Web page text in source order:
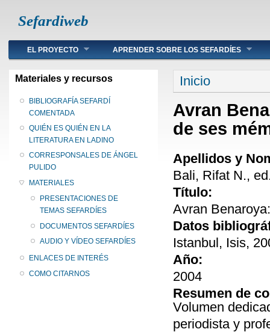
Sefardiweb
Main menu
EL PROYECTO APRENDER SOBRE LOS SEFARDÍES
Materiales y recursos
BIBLIOGRAFÍA SEFARDÍ
COMENTADA
QUIÉN ES QUIÉN EN LA
LITERATURA EN LADINO
CORRESPONSALES DE ÁNGEL
PULIDO
MATERIALES
PRESENTACIONES DE
TEMAS SEFARDÍES
DOCUMENTOS SEFARDÍES
AUDIO Y VÍDEO SEFARDÍES
ENLACES DE INTERÉS
COMO CITARNOS
Se encuentra
Inicio
Avran
de ses
Apellidos y
Bali, Rifat N.,
Título:
Avran
Datos
Istanbul, Isis,
Año:
2004
Resumen de
Volumen
periodista y